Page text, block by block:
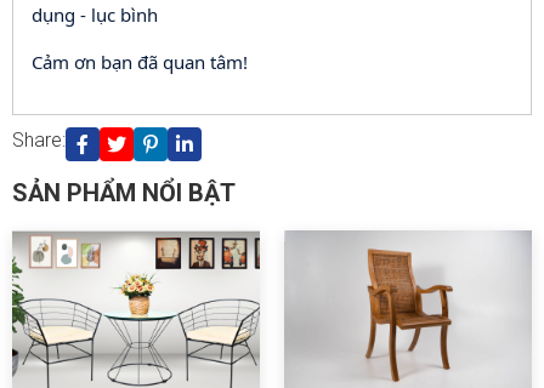
Gửi Huỷ
dụng - lục bình
Cảm ơn bạn đã quan tâm!
Share:
SẢN PHẨM NỔI BẬT